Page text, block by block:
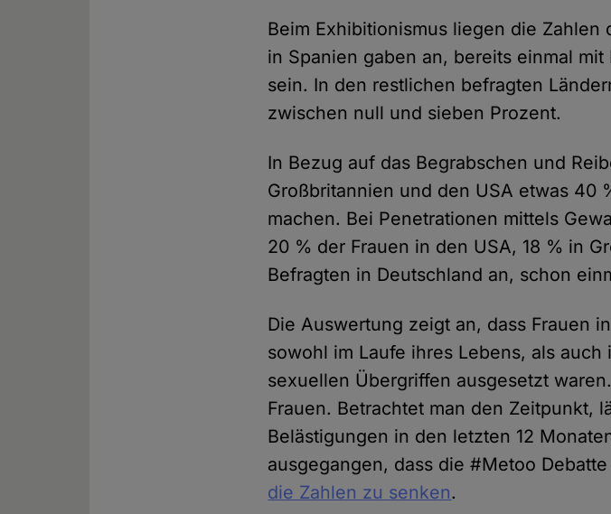
Beim Exhibitionismus liegen die Zahlen
in Spanien gaben an, bereits einmal
sein. In den restlichen befragten
zwischen null und sieben Prozent.
In Bezug auf das Begrabschen und
Großbritannien und den USA etwas 40
machen. Bei Penetrationen mittels
20 % der Frauen in den USA, 18 % in
Befragten in Deutschland an, schon
Die Auswertung zeigt an, dass Frauen
sowohl im Laufe ihres Lebens, als
sexuellen Übergriffen ausgesetzt
Frauen. Betrachtet man den Zeitpunkt,
Belästigungen in den letzten 12
ausgegangen, dass die #Metoo
die Zahlen zu senken.